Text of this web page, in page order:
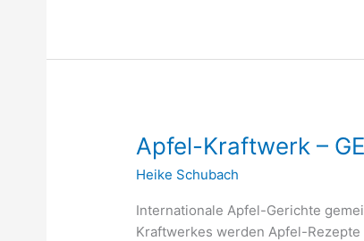
Apfel-Kraftwerk –
Heike Schubach
Internationale Apfel-Gerichte
Kraftwerkes werden Apfel-
Apfel-
Kraftwerk
–
GELEBTE
NACHBARSCHAFT